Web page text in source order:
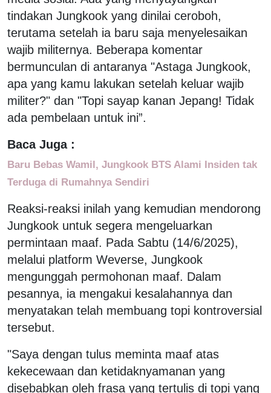
tindakan Jungkook yang dinilai ceroboh,
terutama setelah ia baru saja menyelesaikan
wajib militernya. Beberapa komentar
bermunculan di antaranya "Astaga Jungkook,
apa yang kamu lakukan setelah keluar wajib
militer?" dan "Topi sayap kanan Jepang! Tidak
ada pembelaan untuk ini”.
Baca Juga :
Baru Bebas Wamil, Jungkook BTS Alami Insiden tak
Terduga di Rumahnya Sendiri
Reaksi-reaksi inilah yang kemudian mendorong
Jungkook untuk segera mengeluarkan
permintaan maaf. Pada Sabtu (14/6/2025),
melalui platform Weverse, Jungkook
mengunggah permohonan maaf. Dalam
pesannya, ia mengakui kesalahannya dan
menyatakan telah membuang topi kontroversial
tersebut.
"Saya dengan tulus meminta maaf atas
kekecewaan dan ketidaknyamanan yang
disebabkan oleh frasa yang tertulis di topi yang